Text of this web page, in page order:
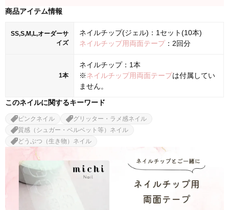
商品アイテム情報
SS,S,M,L,オーダーサ
イズ
ネイルチップ(ジェル)：1セット(10本)
ネイルチップ用両面テープ：2回分
1本
ネイルチップ：1本
※ネイルチップ用両面テープは付属してい
ません。
このネイルに関するキーワード
ピンクネイル
グリッター・ラメ感ネイル
質感（シュガー・ベルベット等）ネイル
どうぶつ（生き物）ネイル